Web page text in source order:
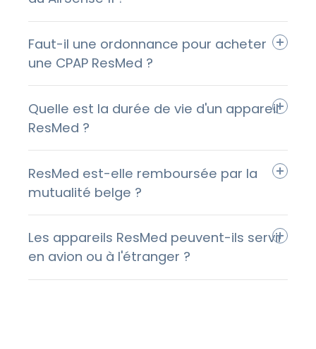
Faut-il une ordonnance pour acheter
une CPAP ResMed ?
Quelle est la durée de vie d'un appareil
ResMed ?
ResMed est-elle remboursée par la
mutualité belge ?
Les appareils ResMed peuvent-ils servir
en avion ou à l'étranger ?